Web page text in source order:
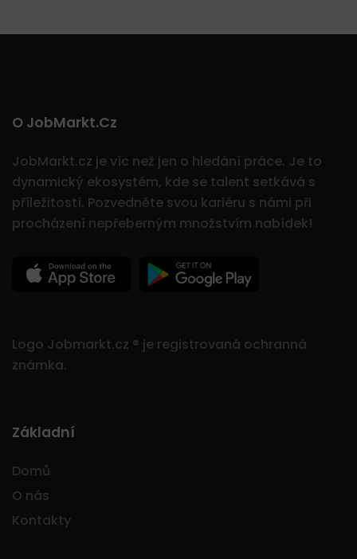
O JobMarkt.cz
JobMarkt.cz je víc než jen o hledání práce. Je to
dynamický ekosystém, kde se talent setkává s
příležitostí. Pozvedněte svou kariéru s námi při
procházení nepřeberným množstvím nabídek!
Logo Jobmarkt.cz ® je registrovaná ochranná
známka.
Základní
Domů
O nás
Kontakty